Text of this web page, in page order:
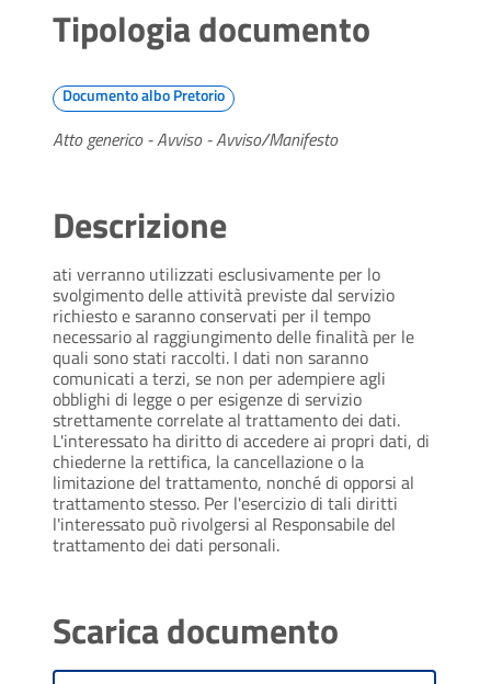
Tipologia documento
Documento albo Pretorio
Atto generico - Avviso - Avviso/Manifesto
Descrizione
ati verranno utilizzati esclusivamente per lo
svolgimento delle attività previste dal servizio
richiesto e saranno conservati per il tempo
necessario al raggiungimento delle finalità per le
quali sono stati raccolti. I dati non saranno
comunicati a terzi, se non per adempiere agli
obblighi di legge o per esigenze di servizio
strettamente correlate al trattamento dei dati.
L'interessato ha diritto di accedere ai propri dati, di
chiederne la rettifica, la cancellazione o la
limitazione del trattamento, nonché di opporsi al
trattamento stesso. Per l'esercizio di tali diritti
l'interessato può rivolgersi al Responsabile del
trattamento dei dati personali.
Scarica documento